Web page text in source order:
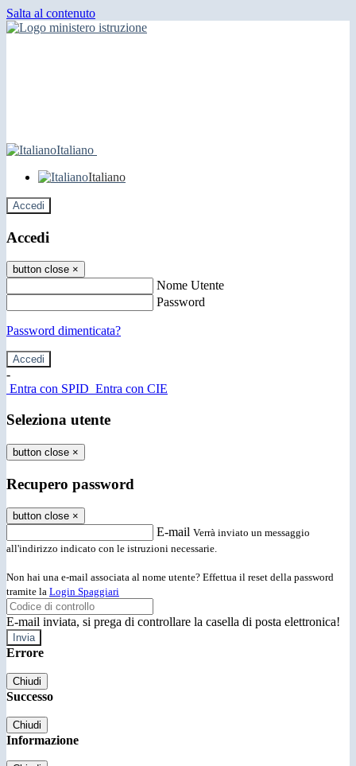
Salta al contenuto
Italiano
Italiano
Accedi
Accedi
button close ×
Nome Utente
Password
Password dimenticata?
-
Entra con SPID Entra con CIE
Seleziona utente
button close ×
Recupero password
button close ×
E-mail Verrà inviato un messaggio
all'indirizzo indicato con le istruzioni necessarie.
Non hai una e-mail associata al nome utente? Effettua il reset della password
tramite la Login Spaggiari
E-mail inviata, si prega di controllare la casella di posta elettronica!
Errore
Chiudi
Successo
Chiudi
Informazione